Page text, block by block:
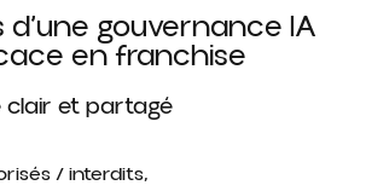
d’une gouvernance IA
en franchise
clair et partagé
/ interdits,